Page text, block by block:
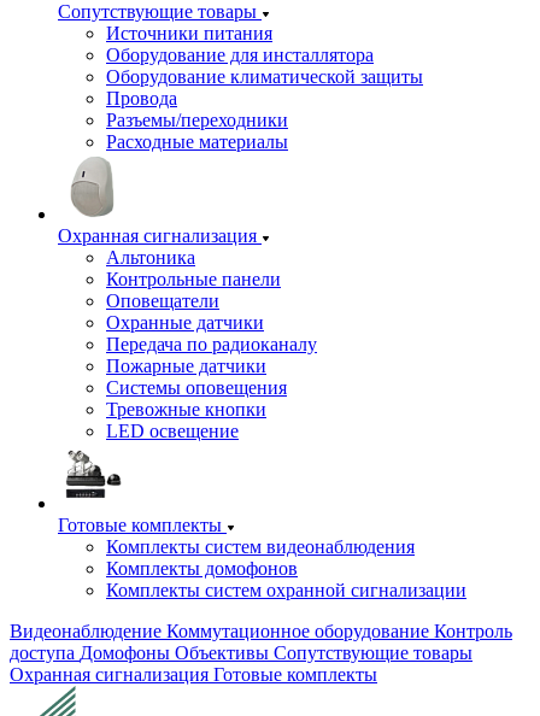
Сопутствующие товары
Источники питания
Оборудование для инсталлятора
Оборудование климатической защиты
Провода
Разъемы/переходники
Расходные материалы
Охранная сигнализация
Альтоника
Контрольные панели
Оповещатели
Охранные датчики
Передача по радиоканалу
Пожарные датчики
Системы оповещения
Тревожные кнопки
LED освещение
Готовые комплекты
Комплекты систем видеонаблюдения
Комплекты домофонов
Комплекты систем охранной сигнализации
Видеонаблюдение Коммутационное оборудование Контроль
доступа Домофоны Объективы Сопутствующие товары
Охранная сигнализация Готовые комплекты